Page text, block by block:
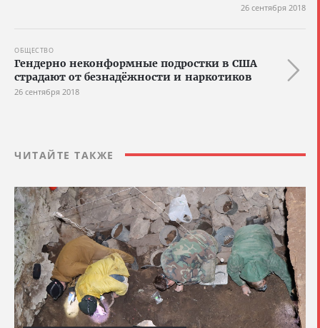
26 сентября 2018
ОБЩЕСТВО
Гендерно неконформные подростки в США
страдают от безнадёжности и наркотиков
26 сентября 2018
ЧИТАЙТЕ ТАКЖЕ